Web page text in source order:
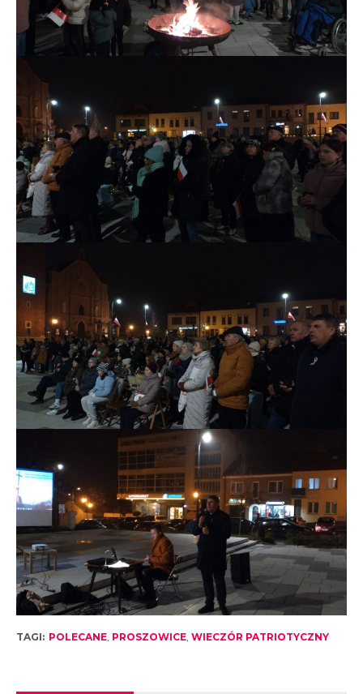
TAGI: POLECANE, PROSZOWICE, WIECZÓR PATRIOTYCZNY